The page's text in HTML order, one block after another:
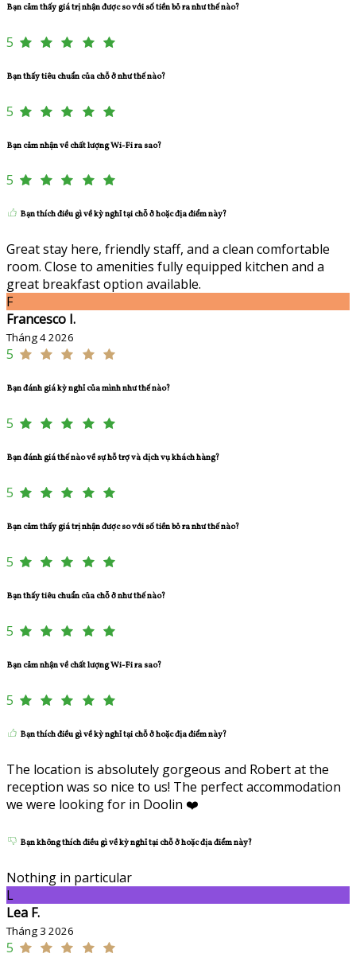
Bạn cảm thấy giá trị nhận được so với số tiền bỏ ra như thế nào?
5
Bạn thấy tiêu chuẩn của chỗ ở như thế nào?
5
Bạn cảm nhận về chất lượng Wi-Fi ra sao?
5
Bạn thích điều gì về kỳ nghỉ tại chỗ ở hoặc địa điểm này?
Great stay here, friendly staff, and a clean comfortable
room. Close to amenities fully equipped kitchen and a
great breakfast option available.
F
Francesco I.
Tháng 4 2026
5
Bạn đánh giá kỳ nghỉ của mình như thế nào?
5
Bạn đánh giá thế nào về sự hỗ trợ và dịch vụ khách hàng?
5
Bạn cảm thấy giá trị nhận được so với số tiền bỏ ra như thế nào?
5
Bạn thấy tiêu chuẩn của chỗ ở như thế nào?
5
Bạn cảm nhận về chất lượng Wi-Fi ra sao?
5
Bạn thích điều gì về kỳ nghỉ tại chỗ ở hoặc địa điểm này?
The location is absolutely gorgeous and Robert at the
reception was so nice to us! The perfect accommodation
we were looking for in Doolin ❤️
Bạn không thích điều gì về kỳ nghỉ tại chỗ ở hoặc địa điểm này?
Nothing in particular
L
Lea F.
Tháng 3 2026
5